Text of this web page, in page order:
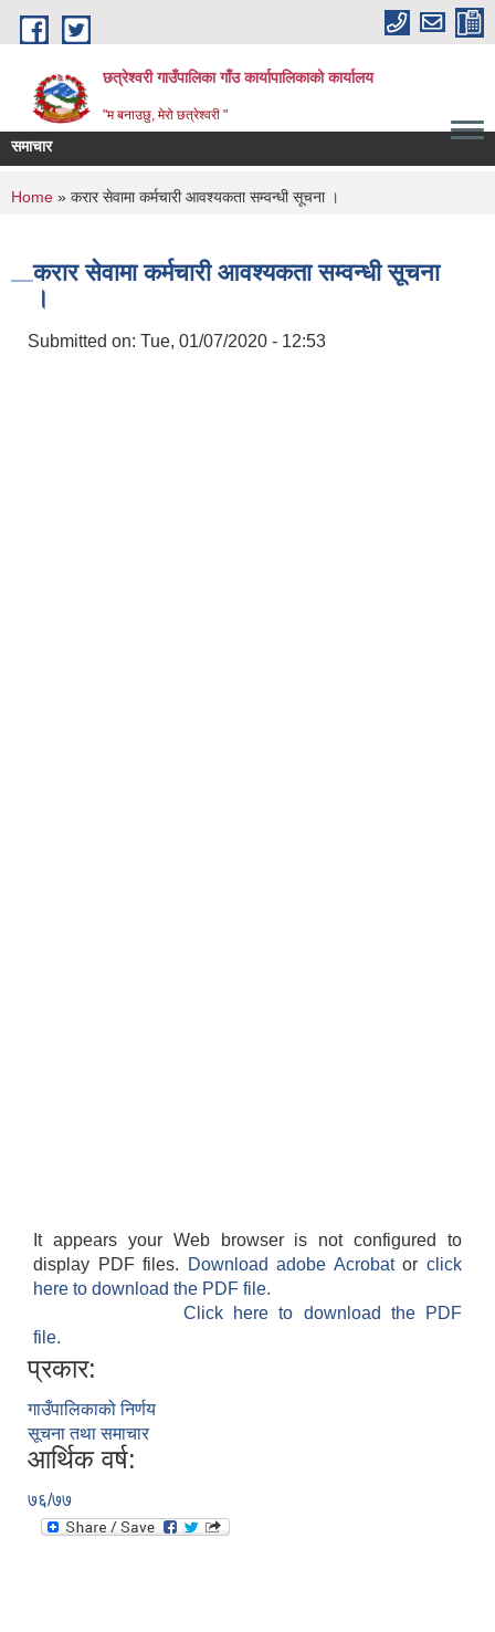
Skip to main content
छत्रेश्वरी गाउँपालिका गाँउ कार्यापालिकाको कार्यालय
"म बनाउछु, मेरो छत्रेश्वरी "
समाचार
You are here
Home » करार सेवामा कर्मचारी आवश्यकता सम्वन्धी सूचना ।
करार सेवामा कर्मचारी आवश्यकता सम्वन्धी सूचना
।
Submitted on: Tue, 01/07/2020 - 12:53
It appears your Web browser is not configured to
display PDF files.
Download adobe Acrobatorclick
here to download the PDF file.
Click here to download the PDF
file.
प्रकार:
गाउँपालिकाको निर्णय
सूचना तथा समाचार
आर्थिक वर्ष:
७६/७७